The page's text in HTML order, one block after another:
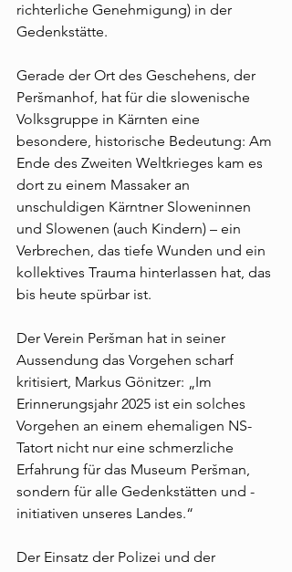
richterliche Genehmigung) in der
Gedenkstätte.
Gerade der Ort des Geschehens, der
Peršmanhof, hat für die slowenische
Volksgruppe in Kärnten eine
besondere, historische Bedeutung: Am
Ende des Zweiten Weltkrieges kam es
dort zu einem Massaker an
unschuldigen Kärntner Sloweninnen
und Slowenen (auch Kindern) – ein
Verbrechen, das tiefe Wunden und ein
kollektives Trauma hinterlassen hat, das
bis heute spürbar ist.
Der Verein Peršman hat in seiner
Aussendung das Vorgehen scharf
kritisiert, Markus Gönitzer: „Im
Erinnerungsjahr 2025 ist ein solches
Vorgehen an einem ehemaligen NS-
Tatort nicht nur eine schmerzliche
Erfahrung für das Museum Peršman,
sondern für alle Gedenkstätten und -
initiativen unseres Landes.“
Der Einsatz der Polizei und der